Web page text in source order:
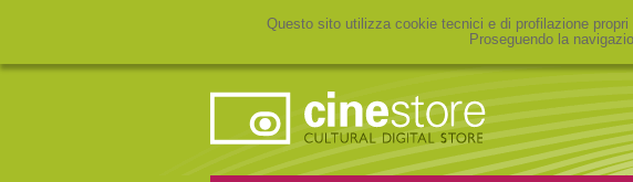
Questo sito utilizza cookie tecnici e di profilazione
Proseguendo la